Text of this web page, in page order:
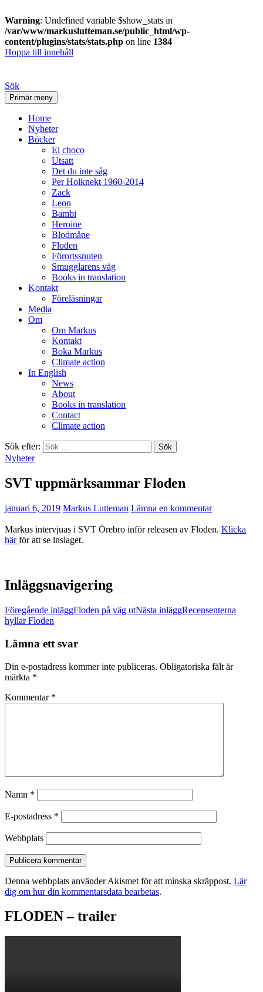
Warning: Undefined variable $show_stats in
/var/www/markuslutteman.se/public_html/wp-
content/plugins/stats/stats.php on line 1384
Hoppa till innehåll
Sök
Primär meny
Home
Nyheter
Böcker
El choco
Utsatt
Det du inte såg
Per Holknekt 1960-2014
Zack
Leon
Bambi
Heroine
Blodmåne
Floden
Förortssnuten
Smugglarens väg
Books in translation
Kontakt
Föreläsningar
Media
Om
Om Markus
Kontakt
Boka Markus
Climate action
In English
News
About
Books in translation
Contact
Climate action
Sök efter:
Nyheter
SVT uppmärksammar Floden
januari 6, 2019 Markus Lutteman Lämna en kommentar
Markus intervjuas i SVT Örebro inför releasen av Floden. Klicka
härför att se inslaget.
Inläggsnavigering
Föregående inläggFloden på väg utNästa inläggRecensenterna
hyllar Floden
Lämna ett svar
Din e-postadress kommer inte publiceras. Obligatoriska fält är
märkta *
Kommentar *
Namn *
E-postadress *
Webbplats
Denna webbplats använder Akismet för att minska skräppost. Lär
dig om hur din kommentarsdata bearbetas.
FLODEN – trailer